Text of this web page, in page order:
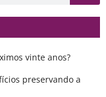
vinte anos?
preservando a